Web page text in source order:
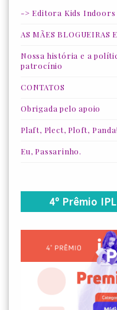
-> Editora Kids Indoors
AS MÃES BLOGUEIRAS
Nossa história e a
patrocínio
CONTATOS
Obrigada pelo apoio
Plaft, Plect, Ploft, Panda!
Eu, Passarinho.
4º Prêmio